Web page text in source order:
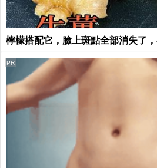
檸檬搭配它，臉上斑點全部消失了
PR